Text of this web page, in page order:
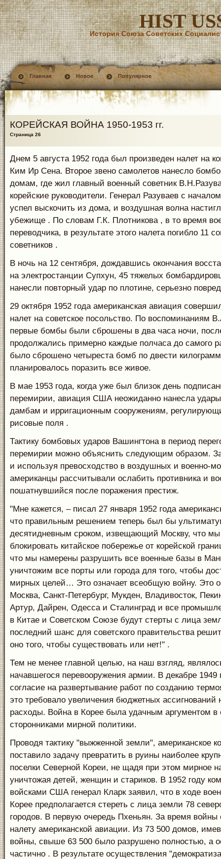
HIST
История Союза Советских
Главная Новое Популярное
КОРЕЙСКАЯ ВОЙНА 1950-1953 гг.
Страница 26
Днем 5 августа 1952 года был произведен налет на
Ким Ир Сена. Второе звено самолетов нанесло
домам, где жил главный военный советник
корейские руководители. Генерал Разуваев с
успел выскочить из дома, и воздушная волна
убежище . По словам Г.К. Плотникова , в то время
переводчика, в результате этого налета погибло 11
советников .
В ночь на 12 сентября, дождавшись окончания
на электростанции Супхун, 45 тяжелых
нанесли повторный удар по плотине, серьезно
29 октября 1952 года американская авиация
налет на советское посольство. По воспоминаниям
первые бомбы были сброшены в два часа ночи,
продолжались примерно каждые полчаса до самого
было сброшено четыреста бомб по двести
планировалось поразить все живое.
В мае 1953 года, когда уже был близок день
перемирии, авиация США неожиданно нанесла
дамбам и ирригационным сооружениям,
рисовые поля .
Тактику бомбовых ударов Вашингтона в период
перемирии можно объяснить следующим образом.
и используя превосходство в воздушных и военно-
американцы рассчитывали ослабить противника и
пошатнувшийся после поражения престиж.
"Мне кажется, – писал 27 января 1952 года
что правильным решением теперь был бы
десятидневным сроком, извещающий Москву, что
блокировать китайское побережье от корейской
что мы намерены разрушить все военные базы в
уничтожим все порты или города для того, чтобы
мирных целей… Это означает всеобщую войну. Это
Москва, Санкт-Петербург, Мукден, Владивосток,
Артур, Дайрен, Одесса и Сталинград и все
в Китае и Советском Союзе будут стерты с лица
последний шанс для советского правительства
оно того, чтобы существовать или нет!" .
Тем не менее главной целью, на наш взгляд,
начавшегося перевооружения армии. В декабре 1949
согласие на развертывание работ по созданию
это требовало увеличения бюджетных ассигнований
расходы. Война в Корее была удачным аргументом в
сторонниками мирной политики.
Проводя тактику "выжженной земли", американское
поставило задачу превратить в руины наиболее
поселки Северной Кореи, не щадя при этом мирное
уничтожая детей, женщин и стариков. В 1952 году
войсками США генерал Кларк заявил, что в ходе
Корее предполагается стереть с лица земли 78
городов. В первую очередь Пхеньян. За время войны
налету американской авиации. Из 73 500 домов,
войны, свыше 63 500 было разрушено полностью, а
частично . В результате осуществления